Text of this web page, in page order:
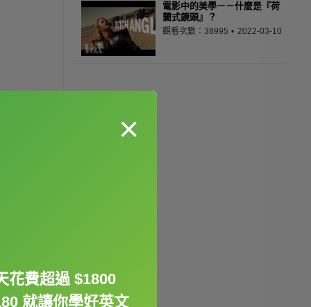
電影中的美學－－什麼是『荷
蘭式鏡頭』？
觀看次數：38995 2022-03-10
×
花費超過 $1800
就讓你學好英文